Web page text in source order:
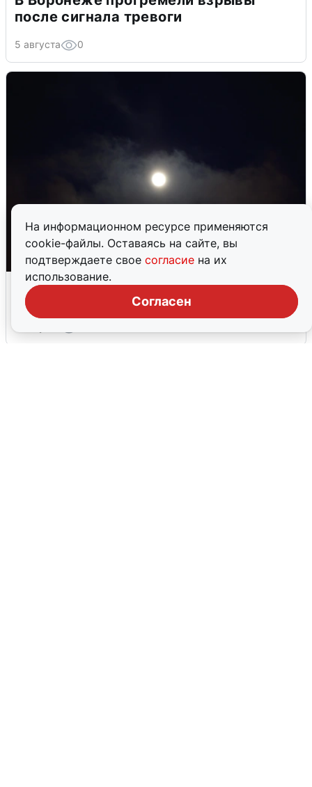
На информационном ресурсе применяются
cookie-файлы. Оставаясь на сайте, вы
подтверждаете свое согласие на их
использование.
Согласен
после сигнала тревоги
5 августа 0
Взрывы в Воронеже после сигнала
тревоги